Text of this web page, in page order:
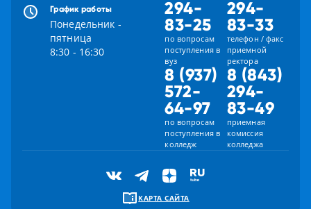
График работы
Понедельник -
пятница
8:30 - 16:30
294-
83-25
по вопросам
поступления в
вуз
294-
83-33
телефон / факс
приемной
ректора
8 (937)
572-
64-97
по вопросам
поступления в
колледж
8 (843)
294-
83-49
приемная
комиссия
колледжа
КАРТА САЙТА